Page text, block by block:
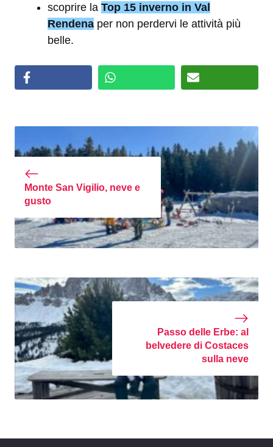
scoprire la Top 15 inverno in Val
Rendena per non perdervi le attività più
belle.
Monte San Vigilio, neve e
gusto
Passo delle Erbe: al
belvedere di Costaces
sulla neve